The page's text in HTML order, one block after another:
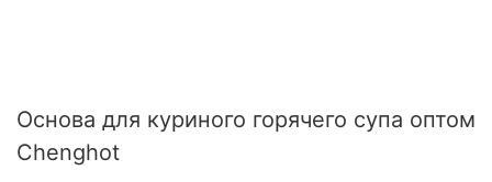
Основа для куриного горячего супа оптом
Chenghot